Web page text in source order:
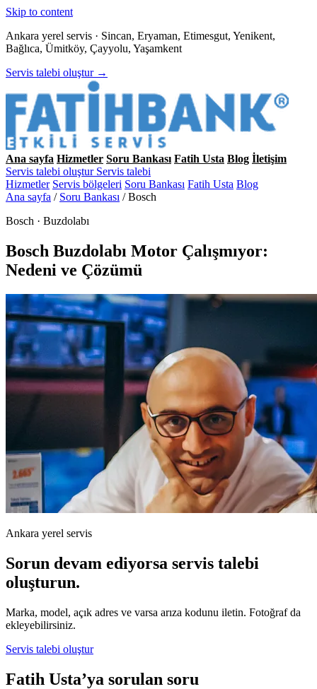
Skip to content
Ankara yerel servis · Sincan, Eryaman, Etimesgut, Yenikent,
Bağlıca, Ümitköy, Çayyolu, Yaşamkent
Servis talebi oluştur →
Ana sayfa Hizmetler Soru Bankası Fatih Usta Blog İletişim
Servis talebi oluştur Servis talebi
Hizmetler Servis bölgeleri Soru Bankası Fatih Usta Blog
Ana sayfa / Soru Bankası / Bosch
Bosch · Buzdolabı
Bosch Buzdolabı Motor Çalışmıyor:
Nedeni ve Çözümü
Ankara yerel servis
Sorun devam ediyorsa servis talebi
oluşturun.
Marka, model, açık adres ve varsa arıza kodunu iletin. Fotoğraf da
ekleyebilirsiniz.
Servis talebi oluştur
Fatih Usta’ya sorulan soru